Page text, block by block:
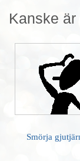
Kanske
Smörja